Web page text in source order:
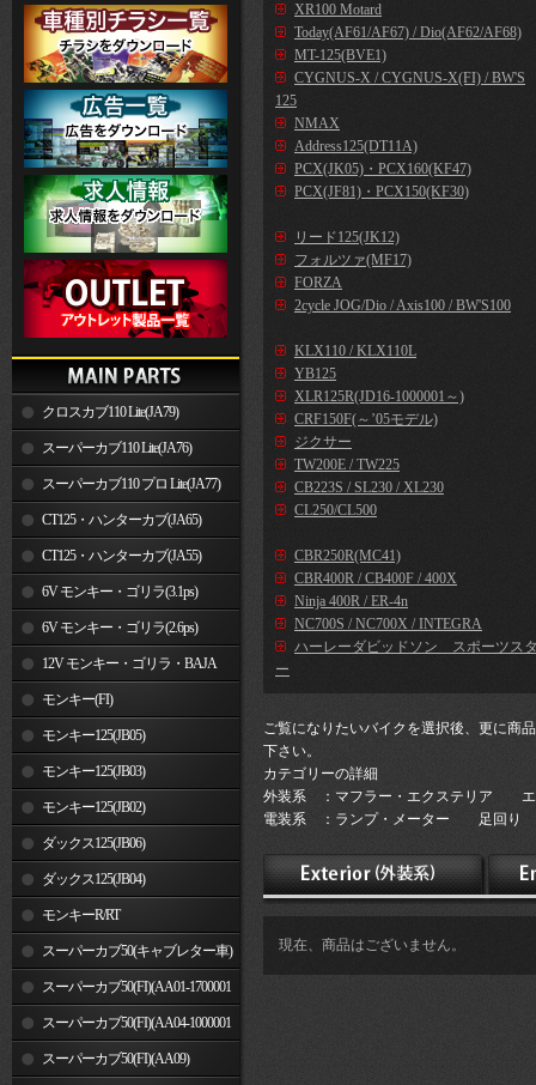
クロスカブ110 Lite(JA79)
スーパーカブ110 Lite(JA76)
スーパーカブ110 プロ Lite(JA77)
CT125・ハンターカブ(JA65)
CT125・ハンターカブ(JA55)
6V モンキー・ゴリラ(3.1ps)
6V モンキー・ゴリラ(2.6ps)
12V モンキー・ゴリラ・BAJA
モンキー(FI)
モンキー125(JB05)
モンキー125(JB03)
モンキー125(JB02)
ダックス125(JB06)
ダックス125(JB04)
モンキーR/RT
スーパーカブ50(キャブレター車)
スーパーカブ50(FI)(AA01-1700001
～) スーパーカブ50(FI)(AA04-1000001
～) スーパーカブ50(FI)(AA09)
XR100 Motard
Today(AF61/AF67) / Dio(AF62/AF68)
MT-125(BVE1)
CYGNUS-X / CYGNUS-X(FI) / BW'S
125
NMAX
Address125(DT11A)
PCX(JK05)・PCX160(KF47)
PCX(JF81)・PCX150(KF30)
リード125(JK12)
フォルツァ(MF17)
FORZA
2cycle JOG/Dio / Axis100 / BW'S100
KLX110 / KLX110L
YB125
XLR125R(JD16-1000001～)
CRF150F(～’05モデル)
ジクサー
TW200E / TW225
CB223S / SL230 / XL230
CL250/CL500
CBR250R(MC41)
CBR400R / CB400F / 400X
Ninja 400R / ER-4n
NC700S / NC700X / INTEGRA
ハーレーダビッドソン スポーツス
ー
ご覧になりたいバイクを選択後、更に商
下さい。
カテゴリーの詳細
外装系 ：マフラー・エクステリア エ
電装系 ：ランプ・メーター 足回り
現在、商品はございません。